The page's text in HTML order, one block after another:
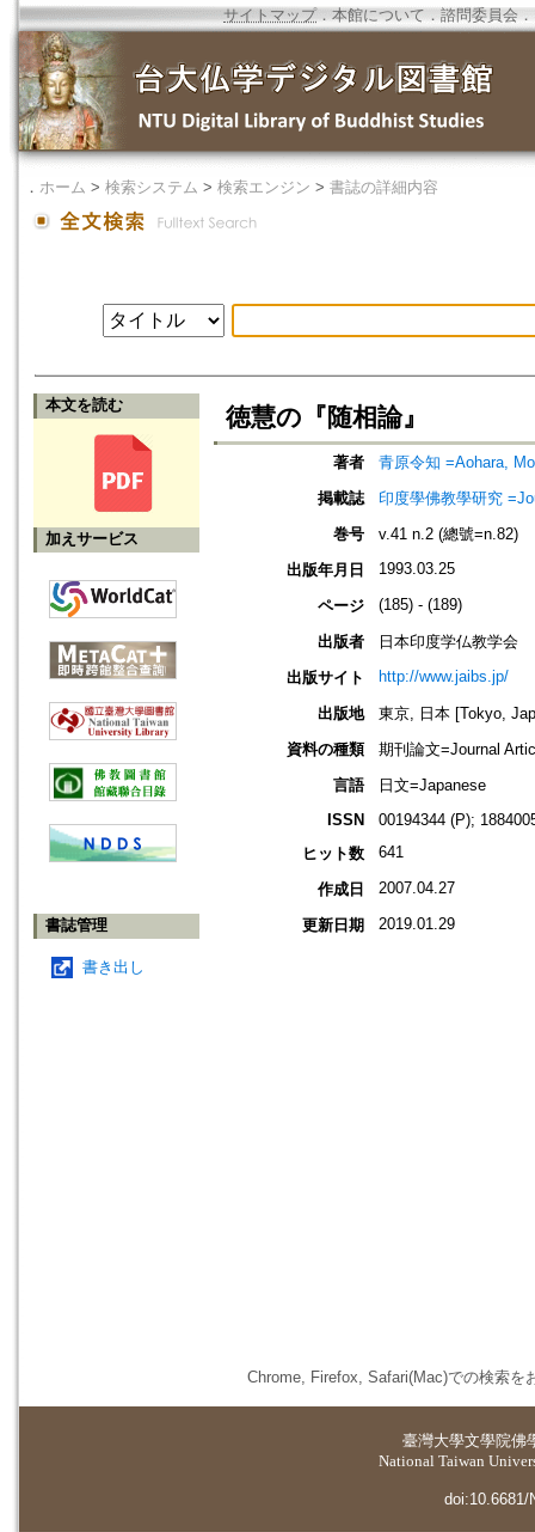
サイトマップ．本館について ． 諮問委員会 ．
． ホーム > 検索システム > 検索エンジン > 書誌の詳細内容
本文を読む
加えサービス
書誌管理
書き出し
徳慧の『随相論』
著者
青原令知 =Aohara,
掲載誌
印度學佛教學研究
巻号
v.41 n.2 (總號=n.82)
出版年月日
1993.03.25
ページ (185) - (189)
出版者
日本印度学仏教学会
出版サイト
http://www.jaibs.jp/
出版地
東京, 日本 [Tokyo,
資料の種類
期刊論文=Journal
言語
日文=Japanese
ISSN
00194344 (P);
ヒット数
641
作成日 2007.04.27
更新日期 2019.01.29
Chrome, Firefox, Safari(Mac)での検索を
臺灣大學文學院佛
National Taiwan
doi:10.6681/